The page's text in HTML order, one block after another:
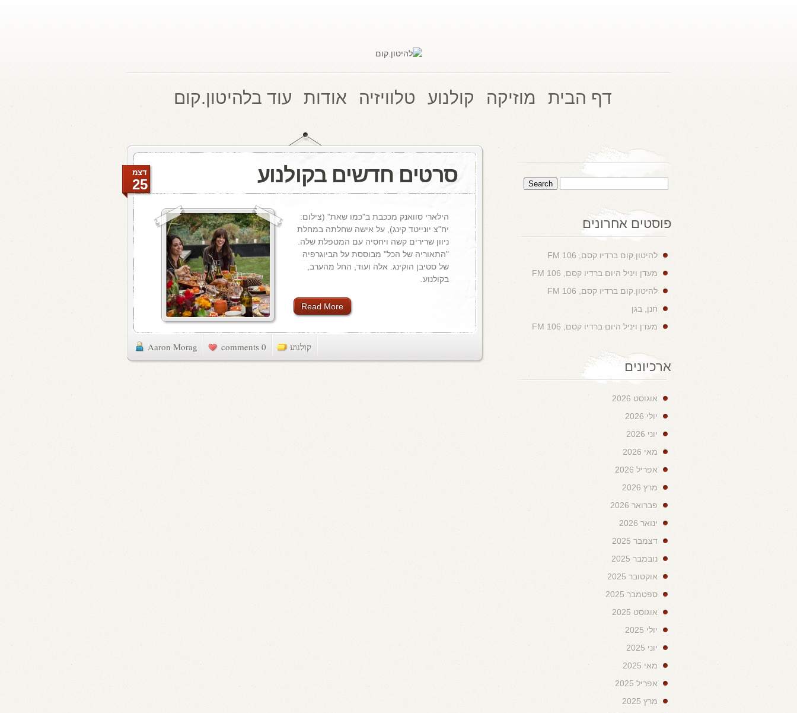
דף הבית מוזיקה קולנוע טלוויזיה אודות עוד בלהיטון.קום
סרטים חדשים בקולנוע דצמ
25
הילארי סוואנק מככבת ב"כמו שאת" (צילום:
יח"צ יונייטד קינג), על אישה שחלתה במחלת
ניוון שרירים קשה ויחסיה עם המטפלת שלה.
"התאוריה של הכל" מבוססת על הביוגרפיה
של סטיבן הוקינג. אלה ועוד, החל מהערב,
בקולנוע.
Read More
Aaron Morag 0 comments קולנוע
פוסטים אחרונים
להיטון.קום ברדיו קסם, 106 FM
מעדן ויניל היום ברדיו קסם, 106 FM
להיטון.קום ברדיו קסם, 106 FM
חנן, בגן
מעדן ויניל היום ברדיו קסם, 106 FM
ארכיונים
אוגוסט 2026
יולי 2026
יוני 2026
מאי 2026
אפריל 2026
מרץ 2026
פברואר 2026
ינואר 2026
דצמבר 2025
נובמבר 2025
אוקטובר 2025
ספטמבר 2025
אוגוסט 2025
יולי 2025
יוני 2025
מאי 2025
אפריל 2025
מרץ 2025